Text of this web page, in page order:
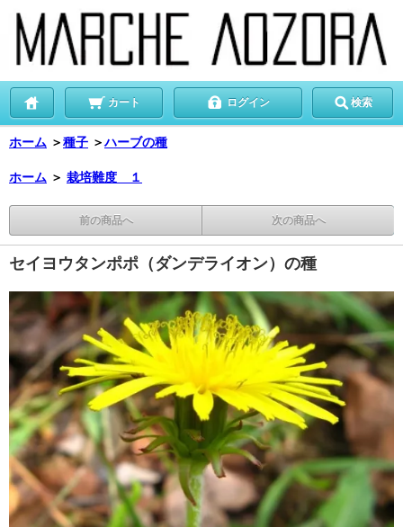
カート ログイン 検索
ホーム ＞種子 ＞ハーブの種
ホーム ＞ 栽培難度 １
前の商品へ 次の商品へ
セイヨウタンポポ（ダンデライオン）の種